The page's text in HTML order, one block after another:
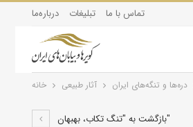
درباره‌ما تبلیغات تماس با ما
خانه آثار طبیعی دره‌ها و تنگه‌های ایران
بازگشت به "تنگ تکاب، بهبهان"